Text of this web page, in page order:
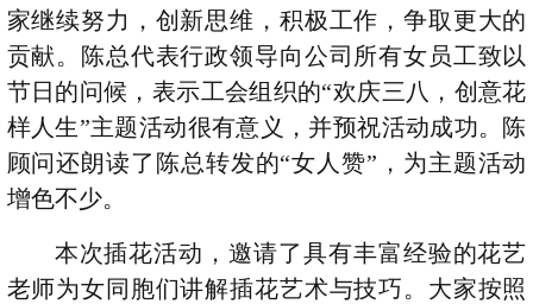
家继续努力，创新思维，积极工作，争取更大的
贡献。陈总代表行政领导向公司所有女员工致以
节日的问候，表示工会组织的“欢庆三八，创意花
样人生”主题活动很有意义，并预祝活动成功。陈
顾问还朗读了陈总转发的“女人赞”，为主题活动
增色不少。
本次插花活动，邀请了具有丰富经验的花艺
老师为女同胞们讲解插花艺术与技巧。大家按照